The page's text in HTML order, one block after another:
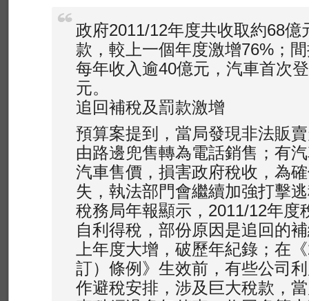
政府2011/12年度共收取約68億
款，較上一個年度激增76%；
每年收入逾40億元，汽車首次
元。
追回補稅及罰款激增
預算案提到，當局發現非法販
由路邊兜售轉為電話銷售；有
汽車售價，損害政府稅收，為
失，執法部門會繼續加強打擊
稅務局年報顯示，2011/12年度
自利得稅，部份原因是追回的
上年度大增，破歷年紀錄；在
訂）條例》生效前，有些公司
作避稅安排，涉及巨大稅款，